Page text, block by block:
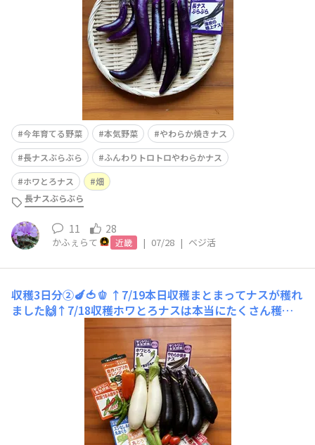
今年育てる野菜 本気野菜
やわらか焼きナス
長ナスぶらぶら
ふんわりトロトロやわらかナス
ホワとろナス
畑
長ナスぶらぶら
11 28
かふぇらて 近畿 | 07/28 | ベジ活
収穫3日分②🍆🍅🫑 ↑7/19本日収穫まとまってナスが穫れ
ました🙌↑7/18収穫ホワとろナスは本当にたくさん穫れ
ます♡↑7/17収穫🟣長ナスぶらぶら 35㎝🟣ふんわりト
ロトロやわらかナス29㎝長ーいのが穫れました🙌毎日収
穫嬉しいです🥹✨